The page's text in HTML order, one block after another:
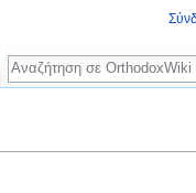
Αναζήτηση